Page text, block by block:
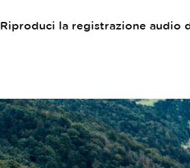
Riproduci la registrazione audio